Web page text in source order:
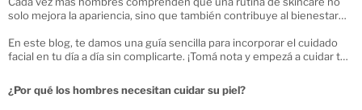
solo mejora la apariencia, sino que también contribuye al bienestar
saludable, evitar problemas comunes como irritación o acné, y lucir
un rostro más fresco y cuidado.
En este blog, te damos una guía sencilla para incorporar el cuidado
facial en tu día a día sin complicarte. ¡Tomá nota y empezá a cuidar tu
¿Por qué los hombres necesitan cuidar su piel?